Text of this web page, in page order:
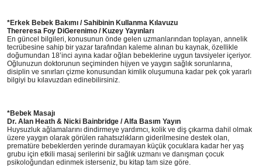
*Erkek Bebek Bakımı / Sahibinin Kullanma Kılavuzu
Thereresa Foy DiGerenimo / Kuzey Yayınları
En güncel bilgileri, konusunun önde gelen uzmanlarından toplayan, annelik
tecrübesine sahip bir yazar tarafından kaleme alınan bu kaynak, özellikle
doğumundan 18’inci ayına kadar oğlan bebeklerine uygun tavsiyeler içeriyor.
Oğlunuzun doktorunun seçiminden hijyen ve yaygın sağlık sorunlarına,
disiplin ve sınırları çizme konusundan kimlik oluşumuna kadar pek çok yararlı
bilgiyi bu kılavuzdan edinebilirsiniz.
*Bebek Masajı
Dr. Alan Heath & Nicki Bainbridge / Alfa Basım Yayın
Huysuzluk ağlamalarını dindirmeye yardımcı, kolik ve diş çıkarma dahil olmak
üzere yaygın olarak görülen rahatsızlıkların giderilmesine destek olan,
prematüre bebeklerden yerinde duramayan küçük çocuklara kadar her yaş
grubu için etkili masaj serilerini bir sağlık uzmanı ve danışman çocuk
psikoloğundan edinmek isterseniz, bu kitap tam size göre.